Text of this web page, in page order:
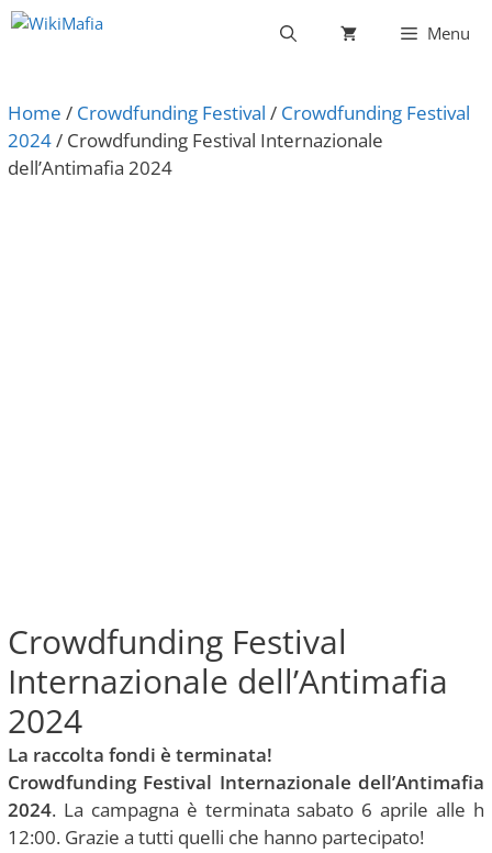
Vai
Menu
Home / Crowdfunding Festival / Crowdfunding Festival
2024/ Crowdfunding Festival Internazionale
dell’Antimafia 2024
Crowdfunding Festival
Internazionale dell’Antimafia
2024
La raccolta fondi è terminata!
Crowdfunding Festival Internazionale dell’Antimafia
2024. La campagna è terminata sabato 6 aprile alle h
12:00. Grazie a tutti quelli che hanno partecipato!